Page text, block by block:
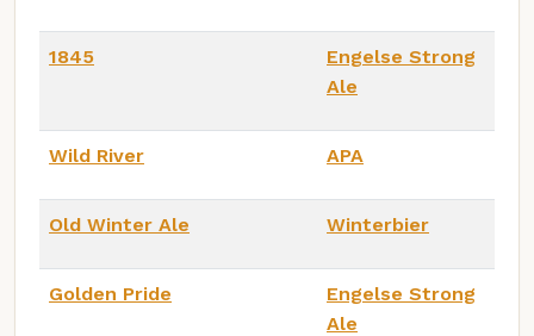
1845
Engelse Strong
Ale
Wild River APA
Old Winter Ale Winterbier
Golden Pride
Engelse Strong
Ale